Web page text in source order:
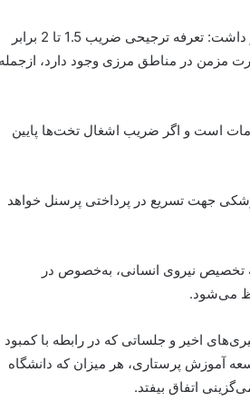
عبادی در خصوص پرداخت مطالبات پرسنل مناطق مرزی و محروم اظهار داشت: تعرفه ترجیحی ضریب 1.5 تا 2 برابر
مزمن در مناطق مرزی وجود دارد، ازجمله
است و اگر ضریب اشغال تخت‌ها پایین
جهت تسریع در پرداختی پرسنل خواهد
تخصیص نیروی انسانی، به‌خصوص در
می‌شود.
اخیر و جلساتی که در رابطه با کمبود
آموزش پرستاری، هر میزان که دانشگاه
اتفاق بیفتد.